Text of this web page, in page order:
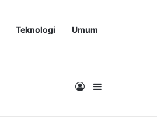
Teknologi Umum
MasukSidebar